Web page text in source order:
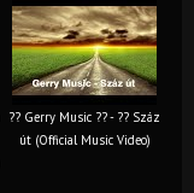
?? Gerry Music ?? - ?? Száz
út (Official Music Video)